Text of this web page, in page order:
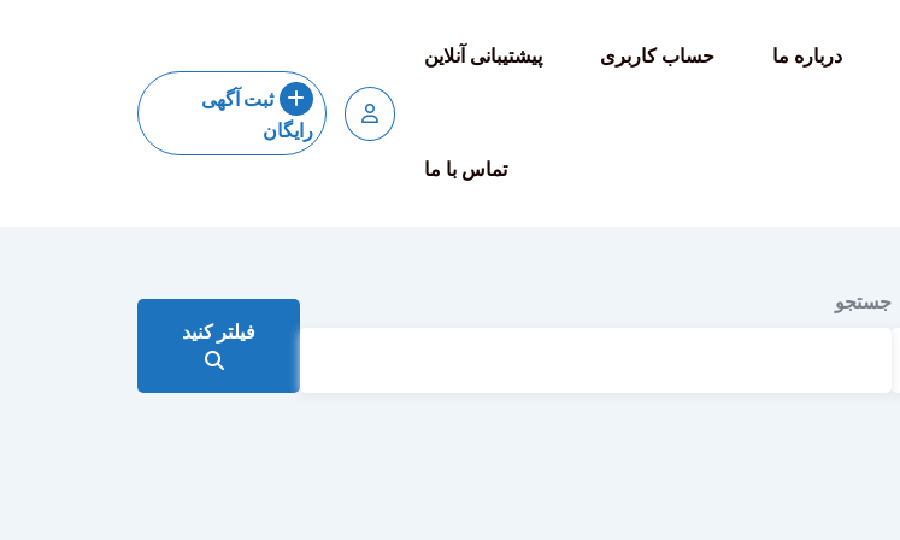
درباره ما حساب کاربری پیشتیبانی آنلاین
تماس با ما
ثبت آگهی
رایگان
جستجو
فیلتر کنید